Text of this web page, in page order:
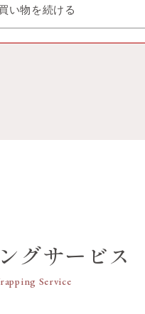
い物を続ける
グサービス
Service